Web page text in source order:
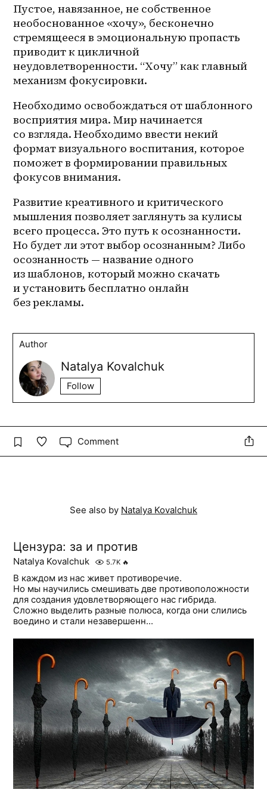
Пустое, навязанное, не собственное
необоснованное «хочу», бесконечно
стремящееся в эмоциональную пропасть
приводит к цикличной
неудовлетворенности. “Хочу” как главный
механизм фокусировки.
Необходимо освобождаться от шаблонного
восприятия мира. Мир начинается
со взгляда. Необходимо ввести некий
формат визуального воспитания, которое
поможет в формировании правильных
фокусов внимания.
Развитие креативного и критического
мышления позволяет заглянуть за кулисы
всего процесса. Это путь к осознанности.
Но будет ли этот выбор осознанным? Либо
осознанность — название одного
из шаблонов, который можно скачать
и установить бесплатно онлайн
без рекламы.
Author
Natalya Kovalchuk
Follow
Comment
See also by Natalya Kovalchuk
Цензура: за и против
Natalya Kovalchuk 5.7K 🔥
В каждом из нас живет противоречие.
Но мы научились смешивать две противоположности
для создания удовлетворяющего нас гибрида.
Сложно выделить разные полюса, когда они слились
воедино и стали незавершенн...